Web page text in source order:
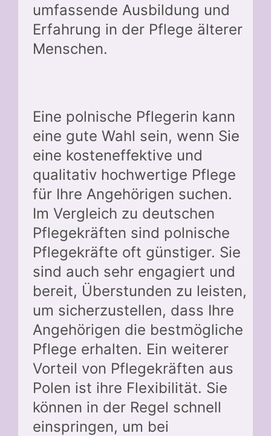
umfassende Ausbildung und
Erfahrung in der Pflege älterer
Menschen.
Eine polnische Pflegerin kann
eine gute Wahl sein, wenn Sie
eine kosteneffektive und
qualitativ hochwertige Pflege
für Ihre Angehörigen suchen.
Im Vergleich zu deutschen
Pflegekräften sind polnische
Pflegekräfte oft günstiger. Sie
sind auch sehr engagiert und
bereit, Überstunden zu leisten,
um sicherzustellen, dass Ihre
Angehörigen die bestmögliche
Pflege erhalten. Ein weiterer
Vorteil von Pflegekräften aus
Polen ist ihre Flexibilität. Sie
können in der Regel schnell
einspringen, um bei